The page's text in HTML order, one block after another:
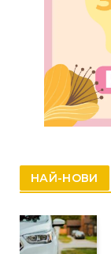
НАЙ-НОВИ